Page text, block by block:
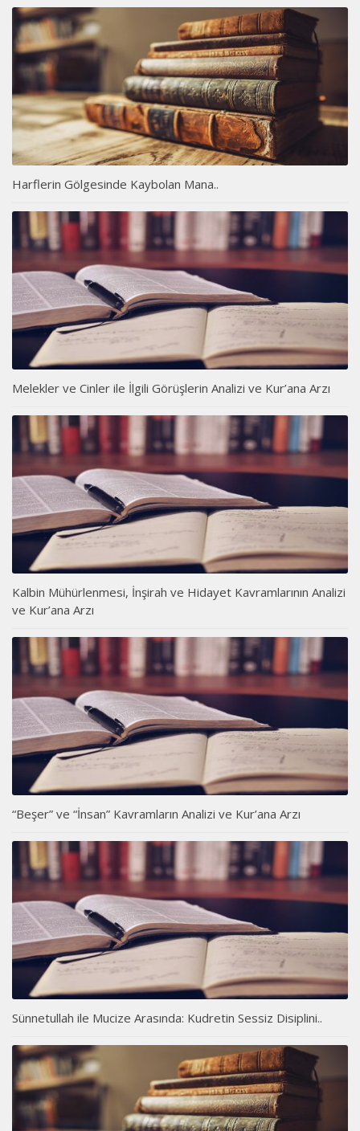
Harflerin Gölgesinde Kaybolan Mana..
Melekler ve Cinler ile İlgili Görüşlerin Analizi ve Kur’ana Arzı
Kalbin Mühürlenmesi, İnşirah ve Hidayet Kavramlarının Analizi
ve Kur’ana Arzı
“Beşer” ve “İnsan” Kavramların Analizi ve Kur’ana Arzı
Sünnetullah ile Mucize Arasında: Kudretin Sessiz Disiplini..